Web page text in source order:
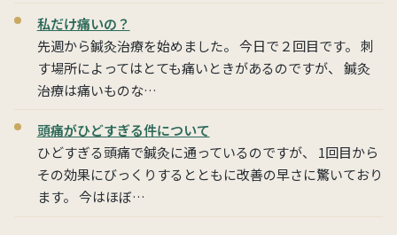
私だけ痛いの？
先週から鍼灸治療を始めました。 今日で２回目です。 刺
す場所によってはとても痛いときがあるのですが、 鍼灸
治療は痛いものな…
頭痛がひどすぎる件について
ひどすぎる頭痛で鍼灸に通っているのですが、 1回目から
その効果にびっくりするとともに改善の早さに驚いており
ます。 今はほぼ…